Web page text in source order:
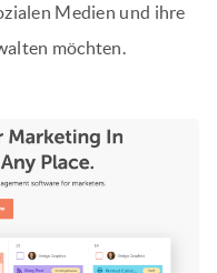
Medien und ihre
möchten.